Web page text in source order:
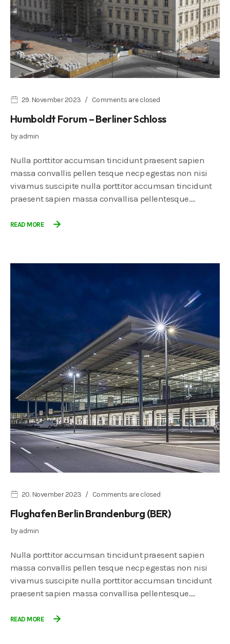
29. November 2023 Comments are closed
Humboldt Forum – Berliner Schloss
byadmin
Nulla porttitor accumsan tincidunt praesent sapien
massa convallis pellen tesque necp egestas non nisi
vivamus suscipite nulla porttitor accumsan tincidunt
praesent sapien massa convallisa pellentesque.…
READ MORE
20. November 2023 Comments are closed
Flughafen Berlin Brandenburg (BER)
byadmin
Nulla porttitor accumsan tincidunt praesent sapien
massa convallis pellen tesque necp egestas non nisi
vivamus suscipite nulla porttitor accumsan tincidunt
praesent sapien massa convallisa pellentesque.…
READ MORE